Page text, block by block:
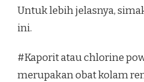
Untuk lebih jelasnya,
ini.
#Kaporit atau chlorine
merupakan obat kolam